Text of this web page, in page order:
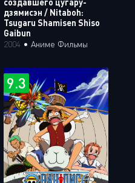
дзямисэн / Nitaboh:
Tsugaru Shamisen Shiso
Gaibun
2004 • Аниме Фильмы
9.3